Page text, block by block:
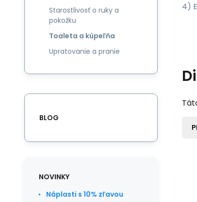
4)
Starostlivosť o ruky a
pokožku
Toaleta a kúpeľňa
Upratovanie a pranie
BLOG
NOVINKY
Náplasti s 10% zľavou